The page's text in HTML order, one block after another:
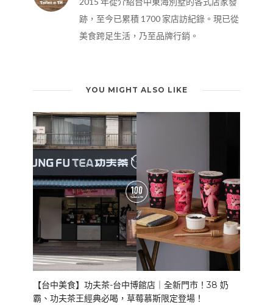
跡，至今已累積 1700 家店訪紀錄。現已從
美食跨足生活，乃至品牌行銷。
YOU MIGHT ALSO LIKE
【台中美食】功夫茶-台中博館店｜全新門市！38 奶
霸、功夫茶王經典必喝，草莓慕斯限定登場！